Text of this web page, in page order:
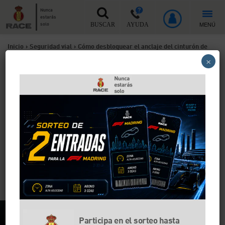
Nunca
estarás
solo
BUSCAR AYUDA MENÚ
Inicio > Seguridad vial > Cómo desbloquear el anclaje del cinturón de
Cómo desbloquear el
anclaje del cinturón de
seguridad
Puede que el anclaje del cinturón de seguridad de tu
coche se haya quedado atascado. Según cuál sea la
razón, es posible que te toque comprar un cinturón
nuevo.
Participa en el sorteo hasta
×